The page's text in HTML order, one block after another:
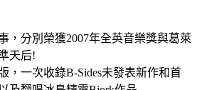
，分別榮獲2007年全英音樂獎與葛萊
天后!
，一次收錄B-Sides未發表新作和首